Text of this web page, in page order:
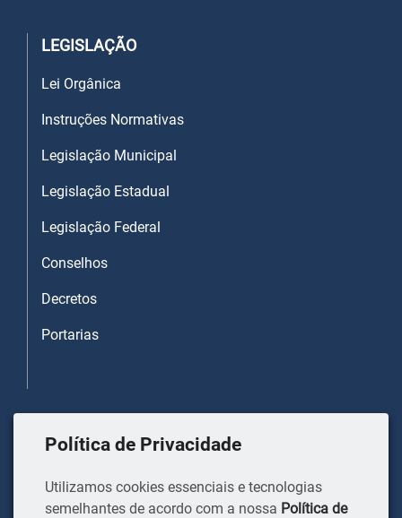
LEGISLAÇÃO
Lei Orgânica
Instruções Normativas
Legislação Municipal
Legislação Estadual
Legislação Federal
Conselhos
Decretos
Portarias
Política de Privacidade
Utilizamos cookies essenciais e tecnologias
semelhantes de acordo com a nossa Política de